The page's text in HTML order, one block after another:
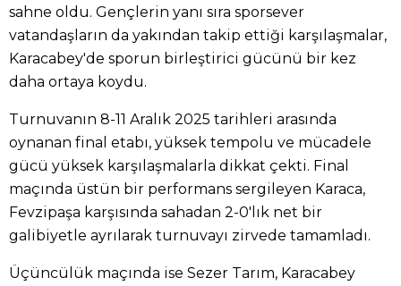
sahne oldu. Gençlerin yanı sıra sporsever
vatandaşların da yakından takip ettiği karşılaşmalar,
Karacabey'de sporun birleştirici gücünü bir kez
daha ortaya koydu.
Turnuvanın 8-11 Aralık 2025 tarihleri arasında
oynanan final etabı, yüksek tempolu ve mücadele
gücü yüksek karşılaşmalarla dikkat çekti. Final
maçında üstün bir performans sergileyen Karaca,
Fevzipaşa karşısında sahadan 2-0'lık net bir
galibiyetle ayrılarak turnuvayı zirvede tamamladı.
Üçüncülük maçında ise Sezer Tarım, Karacabey